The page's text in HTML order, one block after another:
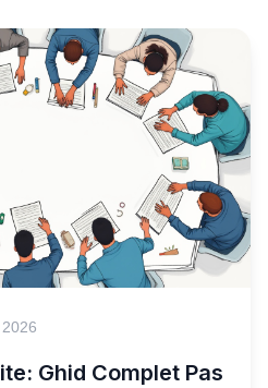
Ghid Complet Pas